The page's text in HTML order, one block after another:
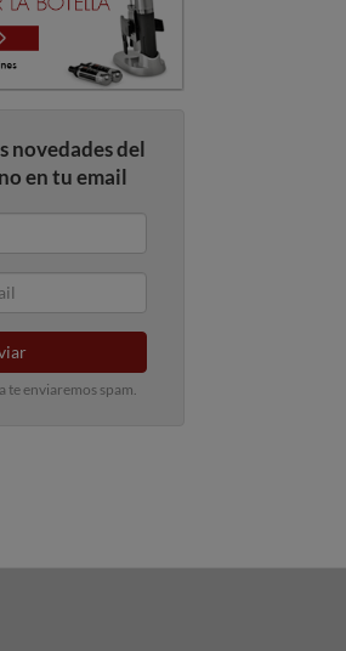
novedades del
en tu email
te enviaremos spam.